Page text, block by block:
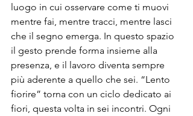
luogo in cui osservare come ti muovi
mentre fai, mentre tracci, mentre lasci
che il segno emerga. In questo spazio
il gesto prende forma insieme alla
presenza, e il lavoro diventa sempre
più aderente a quello che sei. “Lento
fiorire” torna con un ciclo dedicato ai
fiori, questa volta in sei incontri. Ogni